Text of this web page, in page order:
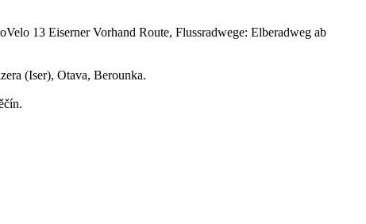
13 Eiserner Vorhand Route, Flussradwege: Elberadweg ab
(Iser), Otava, Berounka.